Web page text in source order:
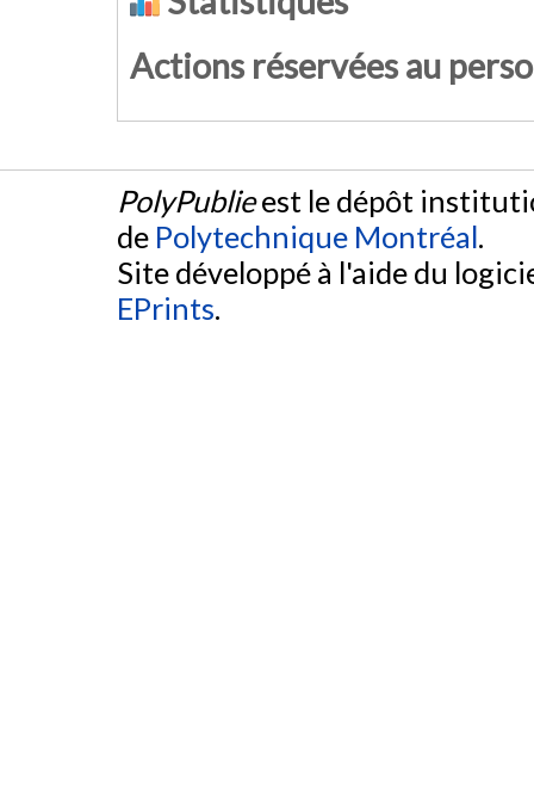
Actions réservées au
PolyPublieest le dépôt
de Polytechnique Montréal.
Site développé à l'aide du
EPrints.